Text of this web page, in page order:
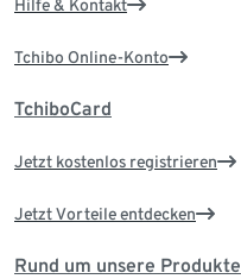
Hilfe & Kontakt
Tchibo Online-Konto
TchiboCard
Jetzt kostenlos registrieren
Jetzt Vorteile entdecken
Rund um unsere Produkte